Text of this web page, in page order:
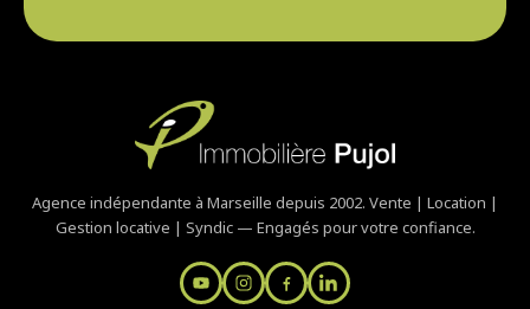
Agence indépendante à Marseille depuis 2002. Vente | Location |
Gestion locative | Syndic — Engagés pour votre confiance.